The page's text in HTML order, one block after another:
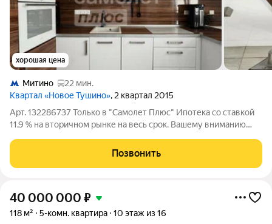
хорошая цена
Митино
22 мин.
Квартал «Новое Тушино», 2 квартал 2015
Арт. 132286737 Только в "Самолет Плюс" Ипотека со ставкой
11,9 % на вторичном рынке на весь срок. Вашему вниманию
80.5 с отличным видом из окон в ЖК "UP Квартал Новое
Тушино" Квартира с
Позвонить
40 000 000 ₽
118 м² 5-комн. квартира 10 этаж из 16